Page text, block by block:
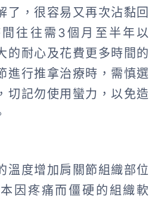
了，很容易又再次沾黏回
往往需3個月至半年以
的耐心及花費更多時間的
進行推拿治療時，需慎選
切記勿使用蠻力，以免造
溫度增加肩關節組織部位
因疼痛而僵硬的組織軟